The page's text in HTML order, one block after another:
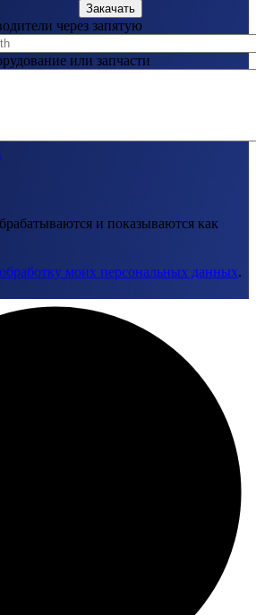
Закачать
через запятую
или запчасти
и показываются как
обработку моих персональных данных.